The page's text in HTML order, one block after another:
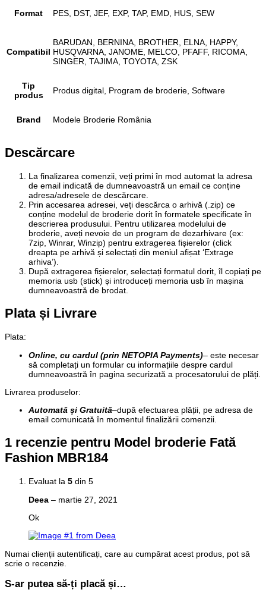
Format PES, DST, JEF, EXP, TAP, EMD, HUS, SEW
Compatibil
BARUDAN, BERNINA, BROTHER, ELNA, HAPPY,
HUSQVARNA, JANOME, MELCO, PFAFF, RICOMA,
SINGER, TAJIMA, TOYOTA, ZSK
Tip
produs
Produs digital, Program de broderie, Software
Brand Modele Broderie România
Descărcare
La finalizarea comenzii, veți primi în mod automat la adresa
de email indicată de dumneavoastră un email ce conține
adresa/adresele de descărcare.
Prin accesarea adresei, veți descărca o arhivă (.zip) ce
conține modelul de broderie dorit în formatele specificate în
descrierea produsului. Pentru utilizarea modelului de
broderie, aveți nevoie de un program de dezarhivare (ex:
7zip, Winrar, Winzip) pentru extragerea fișierelor (click
dreapta pe arhivă și selectați din meniul afișat ‘Extrage
arhiva’).
După extragerea fișierelor, selectați formatul dorit, îl copiați pe
memoria usb (stick) și introduceți memoria usb în mașina
dumneavoastră de brodat.
Plata și Livrare
Plata:
Online, cu cardul (prin NETOPIA Payments)– este necesar
să completați un formular cu informațiile despre cardul
dumneavoastră în pagina securizată a procesatorului de plăți.
Livrarea produselor:
Automată și Gratuită–după efectuarea plății, pe adresa de
email comunicată în momentul finalizării comenzii.
1 recenzie pentru Model broderie Fată
Fashion MBR184
Evaluat la 5 din 5
Deea – martie 27, 2021
Ok
Numai clienții autentificați, care au cumpărat acest produs, pot să
scrie o recenzie.
S-ar putea să-ți placă și…